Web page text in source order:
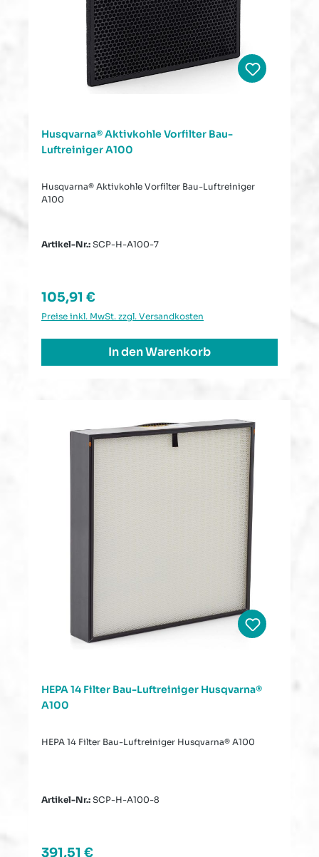
Husqvarna® Aktivkohle Vorfilter Bau-
Luftreiniger A100
Husqvarna® Aktivkohle Vorfilter Bau-Luftreiniger
A100
Artikel-Nr.: SCP-H-A100-7
Regulärer Preis:
105,91 €
Preise inkl. MwSt. zzgl. Versandkosten
In den Warenkorb
HEPA 14 Filter Bau-Luftreiniger Husqvarna®
A100
HEPA 14 Filter Bau-Luftreiniger Husqvarna® A100
Artikel-Nr.: SCP-H-A100-8
Regulärer Preis:
391,51 €